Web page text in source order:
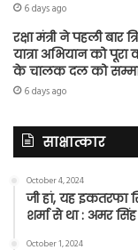
6 days ago
रक्षा मंत्री ने पहली बार
यात्रा अभियान को
के चालक दल को
6 days ago
साक्षात्कार
October 4, 2024
जी हां, यह इकतरफा
शर्मा से था : अमर सिंह
October 1, 2024